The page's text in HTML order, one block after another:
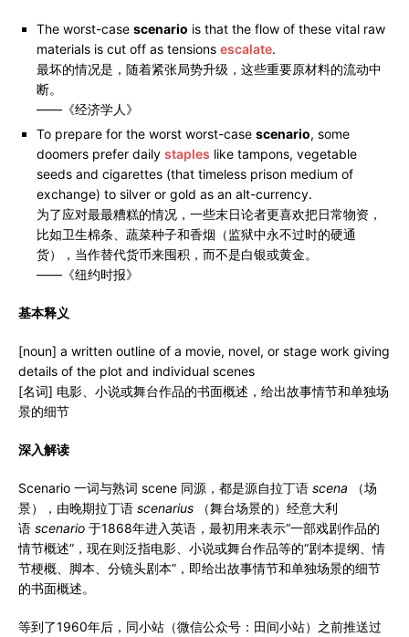
The worst-case scenario is that the flow of these vital raw
materials is cut off as tensions escalate.
最坏的情况是，随着紧张局势升级，这些重要原材料的流动中
断。
——《经济学人》
To prepare for the worst worst-case scenario, some
doomers prefer daily staples like tampons, vegetable
seeds and cigarettes (that timeless prison medium of
exchange) to silver or gold as an alt-currency.
为了应对最最糟糕的情况，一些末日论者更喜欢把日常物资，
比如卫生棉条、蔬菜种子和香烟（监狱中永不过时的硬通
货），当作替代货币来囤积，而不是白银或黄金。
——《纽约时报》
基本释义
[noun] a written outline of a movie, novel, or stage work giving
details of the plot and individual scenes
[名词] 电影、小说或舞台作品的书面概述，给出故事情节和单独场
景的细节
深入解读
Scenario 一词与熟词 scene 同源，都是源自拉丁语 scena （场
景），由晚期拉丁语 scenarius （舞台场景的）经意大利
语 scenario 于1868年进入英语，最初用来表示“一部戏剧作品的
情节概述”，现在则泛指电影、小说或舞台作品等的“剧本提纲、情
节梗概、脚本、分镜头剧本”，即给出故事情节和单独场景的细节
的书面概述。
等到了1960年后，同小站（微信公众号：田间小站）之前推送过